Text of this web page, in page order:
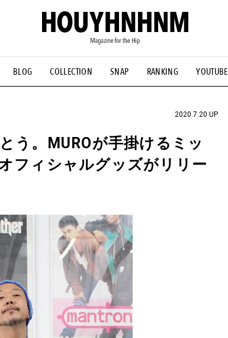
BLOG COLLECTION SNAP RANKING YOUTUBE
#古着サミット #NEW VINTAGE #マイナーグッド図鑑
IT #AH.H #ととけん #FASHION #MUSIC
2020.7.20 UP
う。MUROが手掛けるミッ
フィシャルグッズがリリー